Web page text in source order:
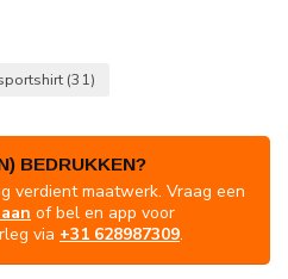
(31)
BEDRUKKEN?
verdient maatwerk. Vraag een
of bel en app voor
via +31 628987309.